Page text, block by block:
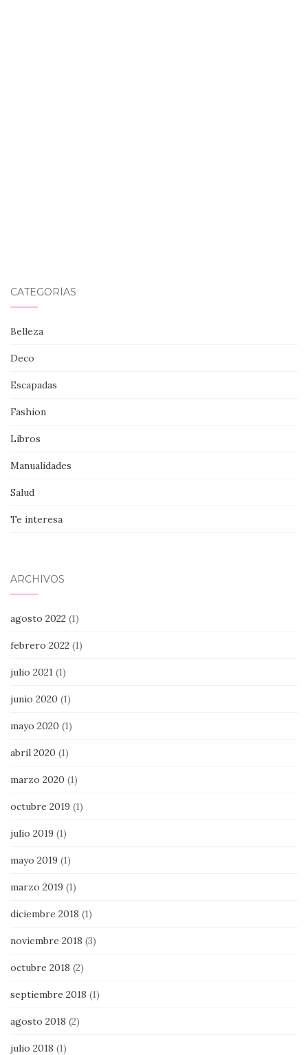
CATEGORÍAS
Belleza
Deco
Escapadas
Fashion
Libros
Manualidades
Salud
Te interesa
ARCHIVOS
agosto 2022 (1)
febrero 2022 (1)
julio 2021 (1)
junio 2020 (1)
mayo 2020 (1)
abril 2020 (1)
marzo 2020 (1)
octubre 2019 (1)
julio 2019 (1)
mayo 2019 (1)
marzo 2019 (1)
diciembre 2018 (1)
noviembre 2018 (3)
octubre 2018 (2)
septiembre 2018 (1)
agosto 2018 (2)
julio 2018 (1)